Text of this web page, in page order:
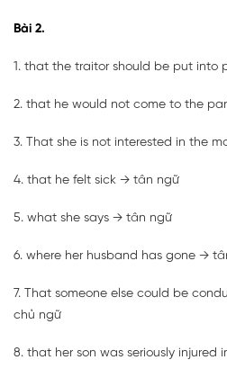
Bài 2.
1. that the traitor should be put into
2. that he would not come to the
3. That she is not interested in the
4. that he felt sick → tân ngữ
5. what she says → tân ngữ
6. where her husband has gone →
7. That someone else could be
chủ ngữ
8. that her son was seriously